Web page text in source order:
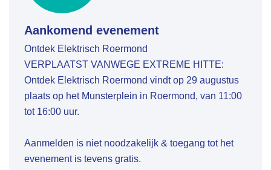
Aankomend evenement
Ontdek Elektrisch Roermond
VERPLAATST VANWEGE EXTREME HITTE:
Ontdek Elektrisch Roermond vindt op 29 augustus
plaats op het Munsterplein in Roermond, van 11:00
tot 16:00 uur.
Aanmelden is niet noodzakelijk & toegang tot het
evenement is tevens gratis.